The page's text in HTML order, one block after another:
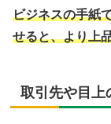
ビジネスの手紙
せると、より上
取引先や目上